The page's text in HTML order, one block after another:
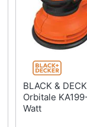
BLACK & DECKER -
Orbitale
Watt